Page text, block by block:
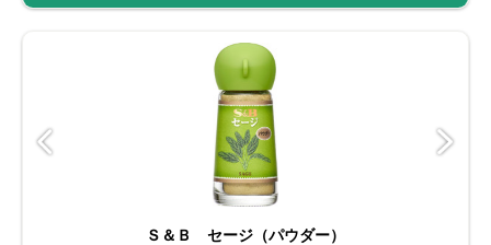
Ｓ＆Ｂ セージ（パウダー）